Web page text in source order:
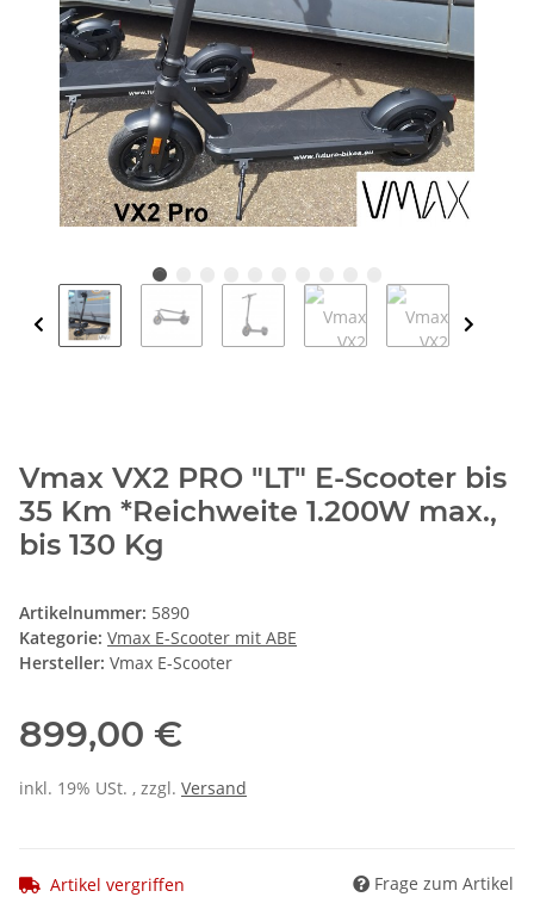
Vmax VX2 PRO "LT" E-Scooter bis
35 Km *Reichweite 1.200W max.,
bis 130 Kg
Artikelnummer: 5890
Kategorie: Vmax E-Scooter mit ABE
Hersteller: Vmax E-Scooter
899,00 €
inkl. 19% USt. , zzgl. Versand
Artikel vergriffen Frage zum Artikel